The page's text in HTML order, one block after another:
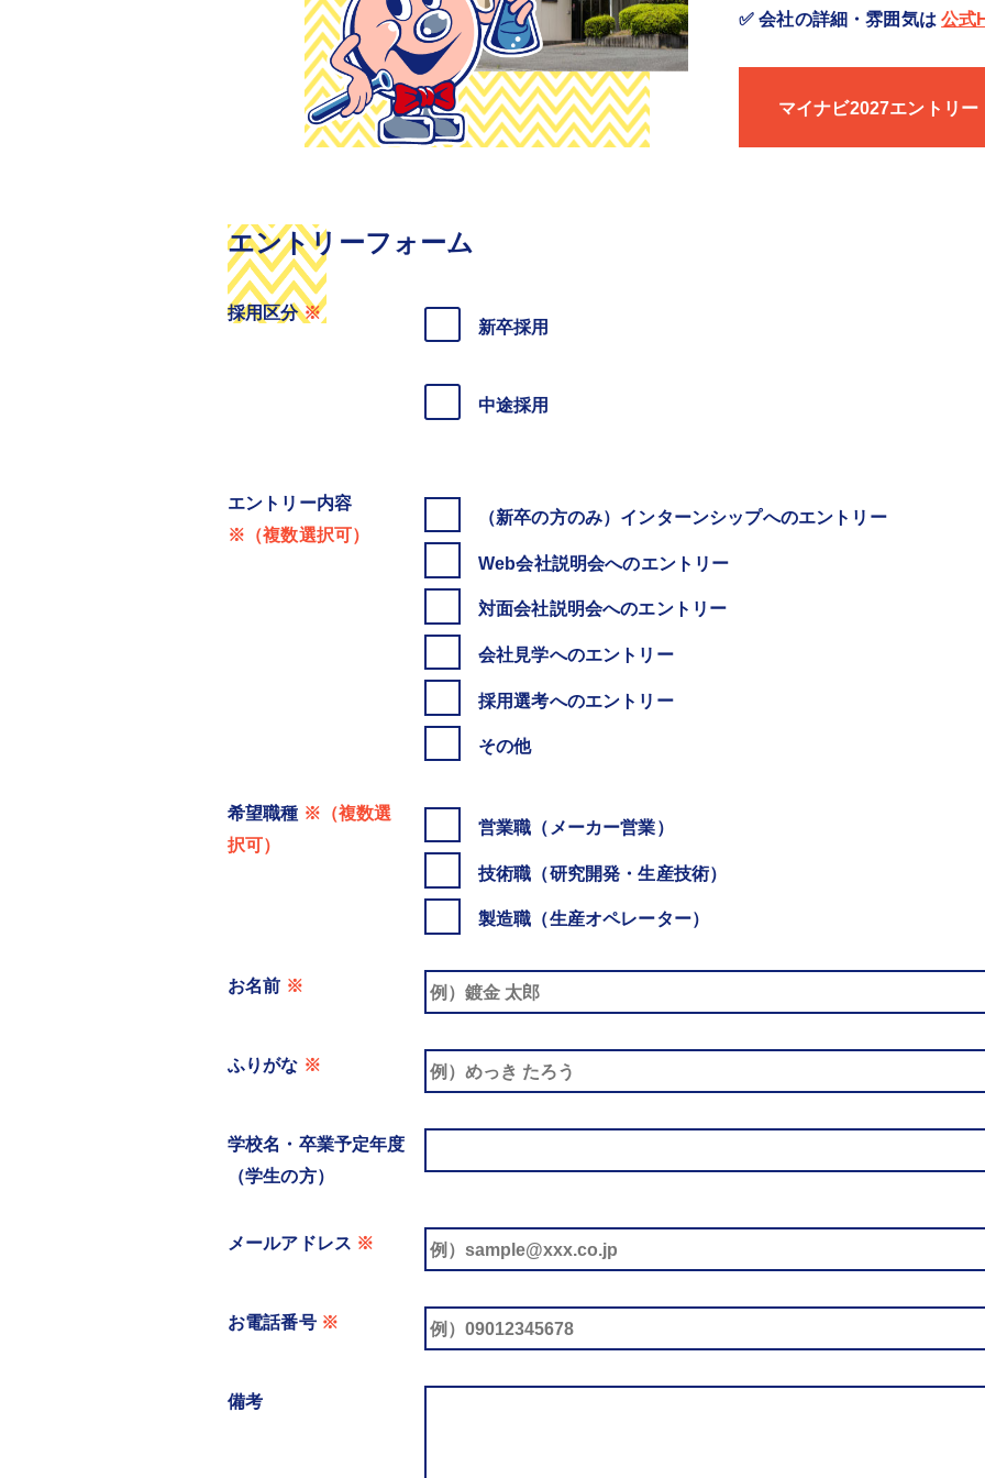
✅ 会社の詳細・雰囲気は公式
マイナビ2027エントリー
マイナビ2027エントリー
エントリーフォーム
採用区分※
新卒採用
中途採用
エントリー内容
※（複数選択可）
（新卒の方のみ）インターンシップへのエントリー
Web会社説明会へのエントリー
対面会社説明会へのエントリー
会社見学へのエントリー
採用選考へのエントリー
その他
希望職種 ※（複数選
択可）
営業職（メーカー営業）
技術職（研究開発・生産技術）
製造職（生産オペレーター）
お名前 ※
ふりがな ※
学校名・卒業予定年度
（学生の方）
メールアドレス ※
お電話番号 ※
備考